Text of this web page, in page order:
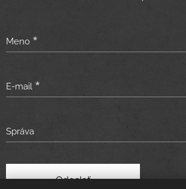
Meno
E-mail
Správa
Odoslať